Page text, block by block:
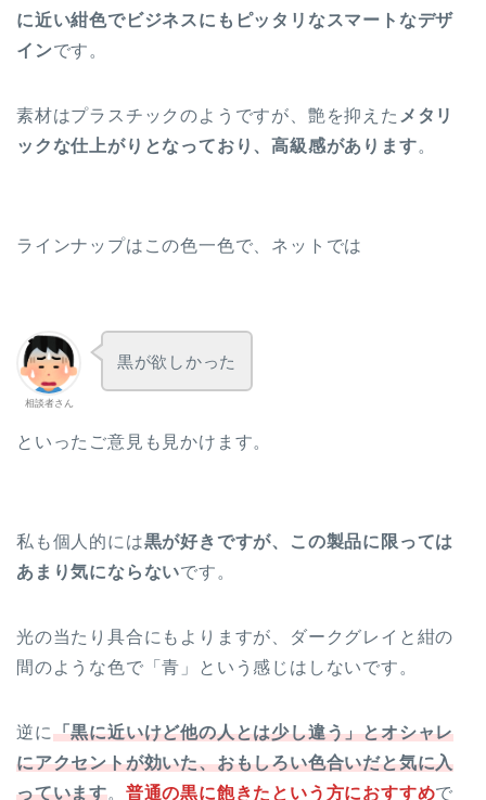
に近い紺色でビジネスにもピッタリなスマートなデザ
インです。
素材はプラスチックのようですが、艶を抑えた メタリ
ックな仕上がりとなっており、高級感があります。
ラインナップはこの色一色で、ネットでは
相談者さん
黒が欲しかった
といったご意見も見かけます。
私も個人的には黒が好きですが、この製品に限っては
あまり気にならないです。
光の当たり具合にもよりますが、ダークグレイと紺の
間のような色で「青」という感じはしないです。
逆に「黒に近いけど他の人とは少し違う」とオシャレ
にアクセントが効いた、おもしろい色合いだと気に入
っています。 普通の黒に飽きたという方におすすめで